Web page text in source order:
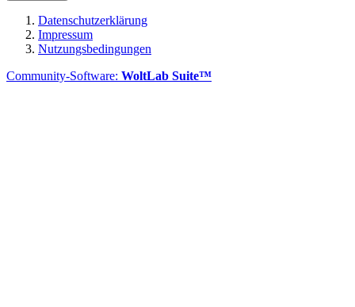
Datenschutzerklärung
Impressum
Nutzungsbedingungen
Community-Software: WoltLab Suite™